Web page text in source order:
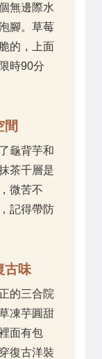
無邊際水
腳。草莓
的，上面
時90分
間
龜背芋和
茶千層是
微苦不
記得帶防
古味
的三合院
凍芋圓甜
面有包
復古洋裝